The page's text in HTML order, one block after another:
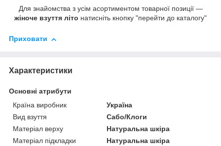
Для знайомства з усім асортиментом товарної позиції —
жіноче взуття літо натисніть кнопку "перейти до каталогу"
Приховати
Характеристики
Основні атрибути
Країна виробник
Україна
Вид взуття
Сабо/Клоги
Матеріал верху
Натуральна шкіра
Матеріал підкладки
Натуральна шкіра